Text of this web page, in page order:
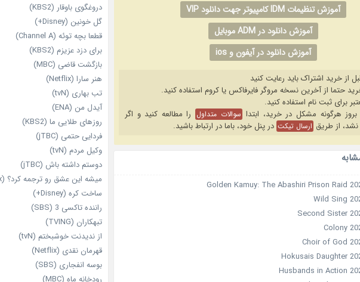
آموزش تنظیمات IDM کامپیوتر جهت دانلود VIP
آموزش دانلود در ADM موبایل
آموزش دانلود در آیفون و ios
از خرید اشتراک باید رعایت کنید
سوالات متداول را مطالعه کنید و اگر
از طریق ارسال تیکت در پنل خود، باما در ارتباط باشید.
دروغگوی باوقار (KBS2)
گل خونین (Disney+)
قطعا بچه توئه (Channel A)
برای دزد عزیزم (KBS2)
بازگشت قاضی (MBC)
هنر سارا (Netflix)
تب بهاری (tvN)
آیدل من (ENA)
روزهای طلایی ما (KBS2)
فردایی حتمی (jTBC)
وکیل مردم (tvN)
دوستم داشته باش (jTBC)
میشه این عشق رو ترجمه کرد؟ (Netflix)
ساخت کره (Disney+)
راننده تاکسی 3 (SBS)
تبهکاران (TVING)
از ندیدنت خوشبختم (tvN)
قهرمان نقدی (Netflix)
بوسه انفجاری (SBS)
رودخانه ماه (MBC)